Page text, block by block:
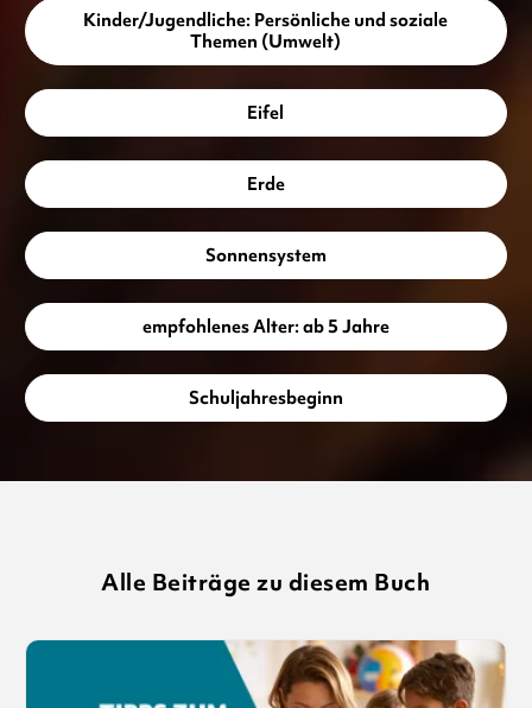
Kinder/Jugendliche: Persönliche und soziale
Themen (Umwelt)
Eifel
Erde
Sonnensystem
empfohlenes Alter: ab 5 Jahre
Schuljahresbeginn
Alle Beiträge zu diesem Buch